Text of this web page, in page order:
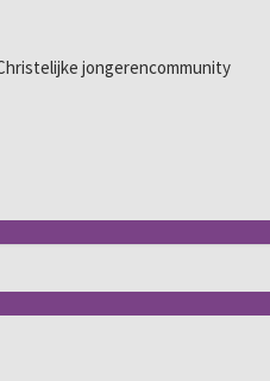
jongerencommunity